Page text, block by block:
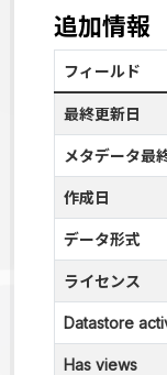
追加情報
フィールド
最終更新日
メタデータ最
作成日
データ形式
ライセンス
Datastore
Has views